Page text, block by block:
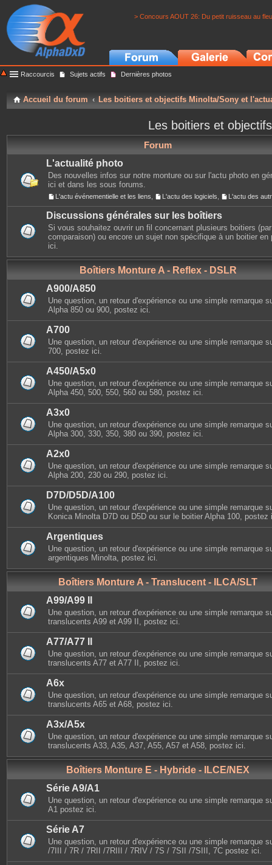
> Concours AOUT 26: Du petit ruisseau au
Raccourcis Sujets actifs Dernières photos
Accueil du forum Les boitiers et objectifs Minolta/Sony et
Les boitiers et
Forum
L'actualité photo
Des nouvelles infos sur notre monture ou sur l'actu photo en
ici et dans les sous forums.
L'actu événementielle et les liens L'actu des logiciels L'actu des
Discussions générales sur les boîtiers
Si vous souhaitez ouvrir un fil concernant plusieurs boitiers
comparaison) ou encore un sujet non spécifique à un boitier en
ici.
Boîtiers Monture A - Reflex - DSLR
A900/A850
Une question, un retour d'expérience ou une simple remarque
Alpha 850 ou 900, postez ici.
A700
Une question, un retour d'expérience ou une simple remarque
700, postez ici.
A450/A5x0
Une question, un retour d'expérience ou une simple remarque
Alpha 450, 500, 550, 560 ou 580, postez ici.
A3x0
Une question, un retour d'expérience ou une simple remarque
Alpha 300, 330, 350, 380 ou 390, postez ici.
A2x0
Une question, un retour d'expérience ou une simple remarque
Alpha 200, 230 ou 290, postez ici.
D7D/D5D/A100
Une question, un retour d'expérience ou une simple remarque
Konica Minolta D7D ou D5D ou sur le boitier Alpha 100, postez
Argentiques
Une question, un retour d'expérience ou une simple remarque
argentiques Minolta, postez ici.
Boîtiers Monture A - Translucent - ILCA/SLT
A99/A99 II
Une question, un retour d'expérience ou une simple remarque
translucents A99 et A99 II, postez ici.
A77/A77 II
Une question, un retour d'expérience ou une simple remarque
translucents A77 et A77 II, postez ici.
A6x
Une question, un retour d'expérience ou une simple remarque
translucents A65 et A68, postez ici.
A3x/A5x
Une question, un retour d'expérience ou une simple remarque
translucents A33, A35, A37, A55, A57 et A58, postez ici.
Boîtiers Monture E - Hybride - ILCE/NEX
Série A9/A1
Une question, un retour d'expérience ou une simple remarque
A1 postez ici.
Série A7
Une question, un retour d'expérience ou une simple remarque
/7III / 7R / 7RII /7RIII / 7RIV / 7S / 7SII /7SIII, 7C postez ici.